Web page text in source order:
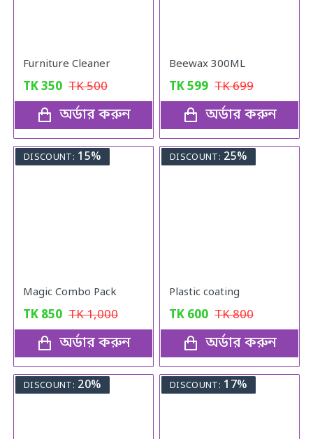
Furniture Cleaner
TK350 TK500
অর্ডার করুন
Beewax 300ML
TK599 TK699
অর্ডার করুন
DISCOUNT: 15%
Magic Combo Pack
TK 850 TK1,000
অর্ডার করুন
DISCOUNT: 25%
Plastic coating
TK 600 TK800
অর্ডার করুন
DISCOUNT: 20% DISCOUNT: 17%